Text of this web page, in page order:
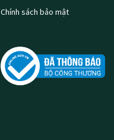
Chính sách bảo mật